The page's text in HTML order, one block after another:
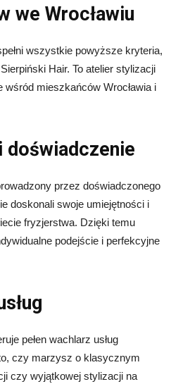
we Wrocławiu
wszystkie powyższe kryteria,
Hair. To atelier stylizacji
wśród mieszkańców Wrocławia i
doświadczenie
przez doświadczonego
doskonali swoje umiejętności i
fryzjerstwa. Dzięki temu
podejście i perfekcyjne
pełen wachlarz usług
czy marzysz o klasycznym
czy wyjątkowej stylizacji na